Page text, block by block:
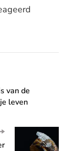
van de
leven